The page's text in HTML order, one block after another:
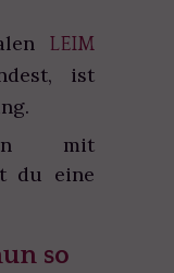
LEIM
ist
mit
du eine
so